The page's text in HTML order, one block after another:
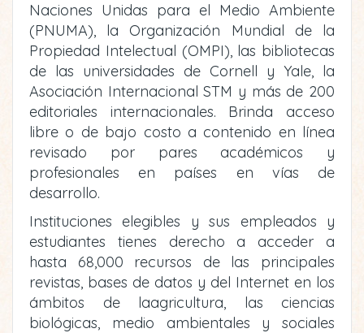
Naciones Unidas para el Medio Ambiente
(PNUMA), la Organización Mundial de la
Propiedad Intelectual (OMPI), las bibliotecas
de las universidades de Cornell y Yale, la
Asociación Internacional STM y más de 200
editoriales internacionales. Brinda acceso
libre o de bajo costo a contenido en línea
revisado por pares académicos y
profesionales en países en vías de
desarrollo.
Instituciones elegibles y sus empleados y
estudiantes tienes derecho a acceder a
hasta 68,000 recursos de las principales
revistas, bases de datos y del Internet en los
ámbitos de laagricultura, las ciencias
biológicas, medio ambientales y sociales